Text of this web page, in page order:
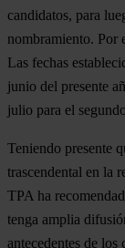
candidatos, para
nombramiento. Por
Las fechas
junio del presente
julio para el
Teniendo presente
trascendental en la
TPA ha
tenga amplia
antecedentes de los